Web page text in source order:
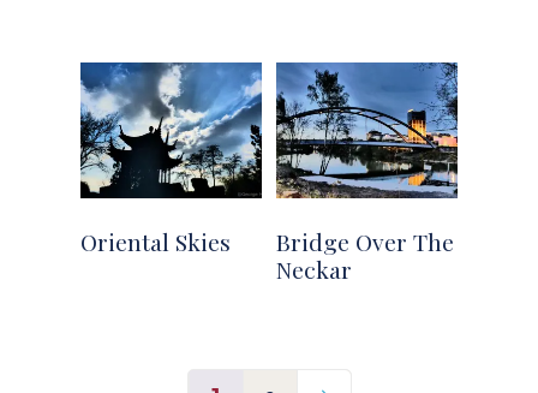
Oriental Skies
Bridge Over The
Neckar